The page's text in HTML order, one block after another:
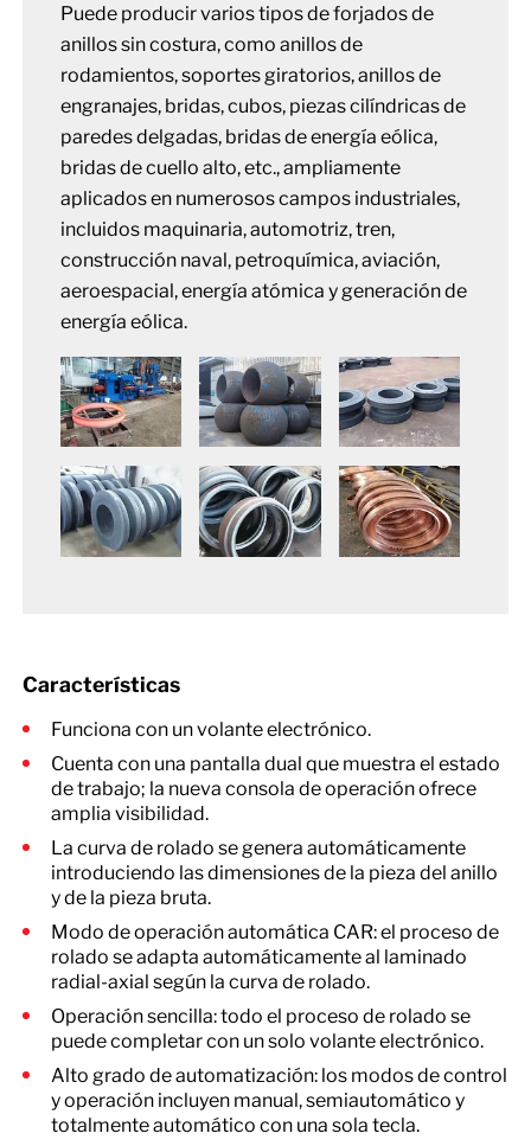
Puede producir varios tipos de forjados de
anillos sin costura, como anillos de
rodamientos, soportes giratorios, anillos de
engranajes, bridas, cubos, piezas cilíndricas de
paredes delgadas, bridas de energía eólica,
bridas de cuello alto, etc., ampliamente
aplicados en numerosos campos industriales,
incluidos maquinaria, automotriz, tren,
construcción naval, petroquímica, aviación,
aeroespacial, energía atómica y generación de
energía eólica.
Características
Funciona con un volante electrónico.
Cuenta con una pantalla dual que muestra el estado
de trabajo; la nueva consola de operación ofrece
amplia visibilidad.
La curva de rolado se genera automáticamente
introduciendo las dimensiones de la pieza del anillo
y de la pieza bruta.
Modo de operación automática CAR: el proceso de
rolado se adapta automáticamente al laminado
radial-axial según la curva de rolado.
Operación sencilla: todo el proceso de rolado se
puede completar con un solo volante electrónico.
Alto grado de automatización: los modos de control
y operación incluyen manual, semiautomático y
totalmente automático con una sola tecla.